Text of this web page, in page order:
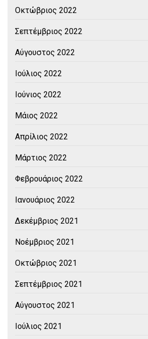
Οκτώβριος 2022
Σεπτέμβριος 2022
Αύγουστος 2022
Ιούλιος 2022
Ιούνιος 2022
Μάιος 2022
Απρίλιος 2022
Μάρτιος 2022
Φεβρουάριος 2022
Ιανουάριος 2022
Δεκέμβριος 2021
Νοέμβριος 2021
Οκτώβριος 2021
Σεπτέμβριος 2021
Αύγουστος 2021
Ιούλιος 2021